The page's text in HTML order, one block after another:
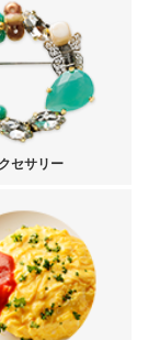
セサリー